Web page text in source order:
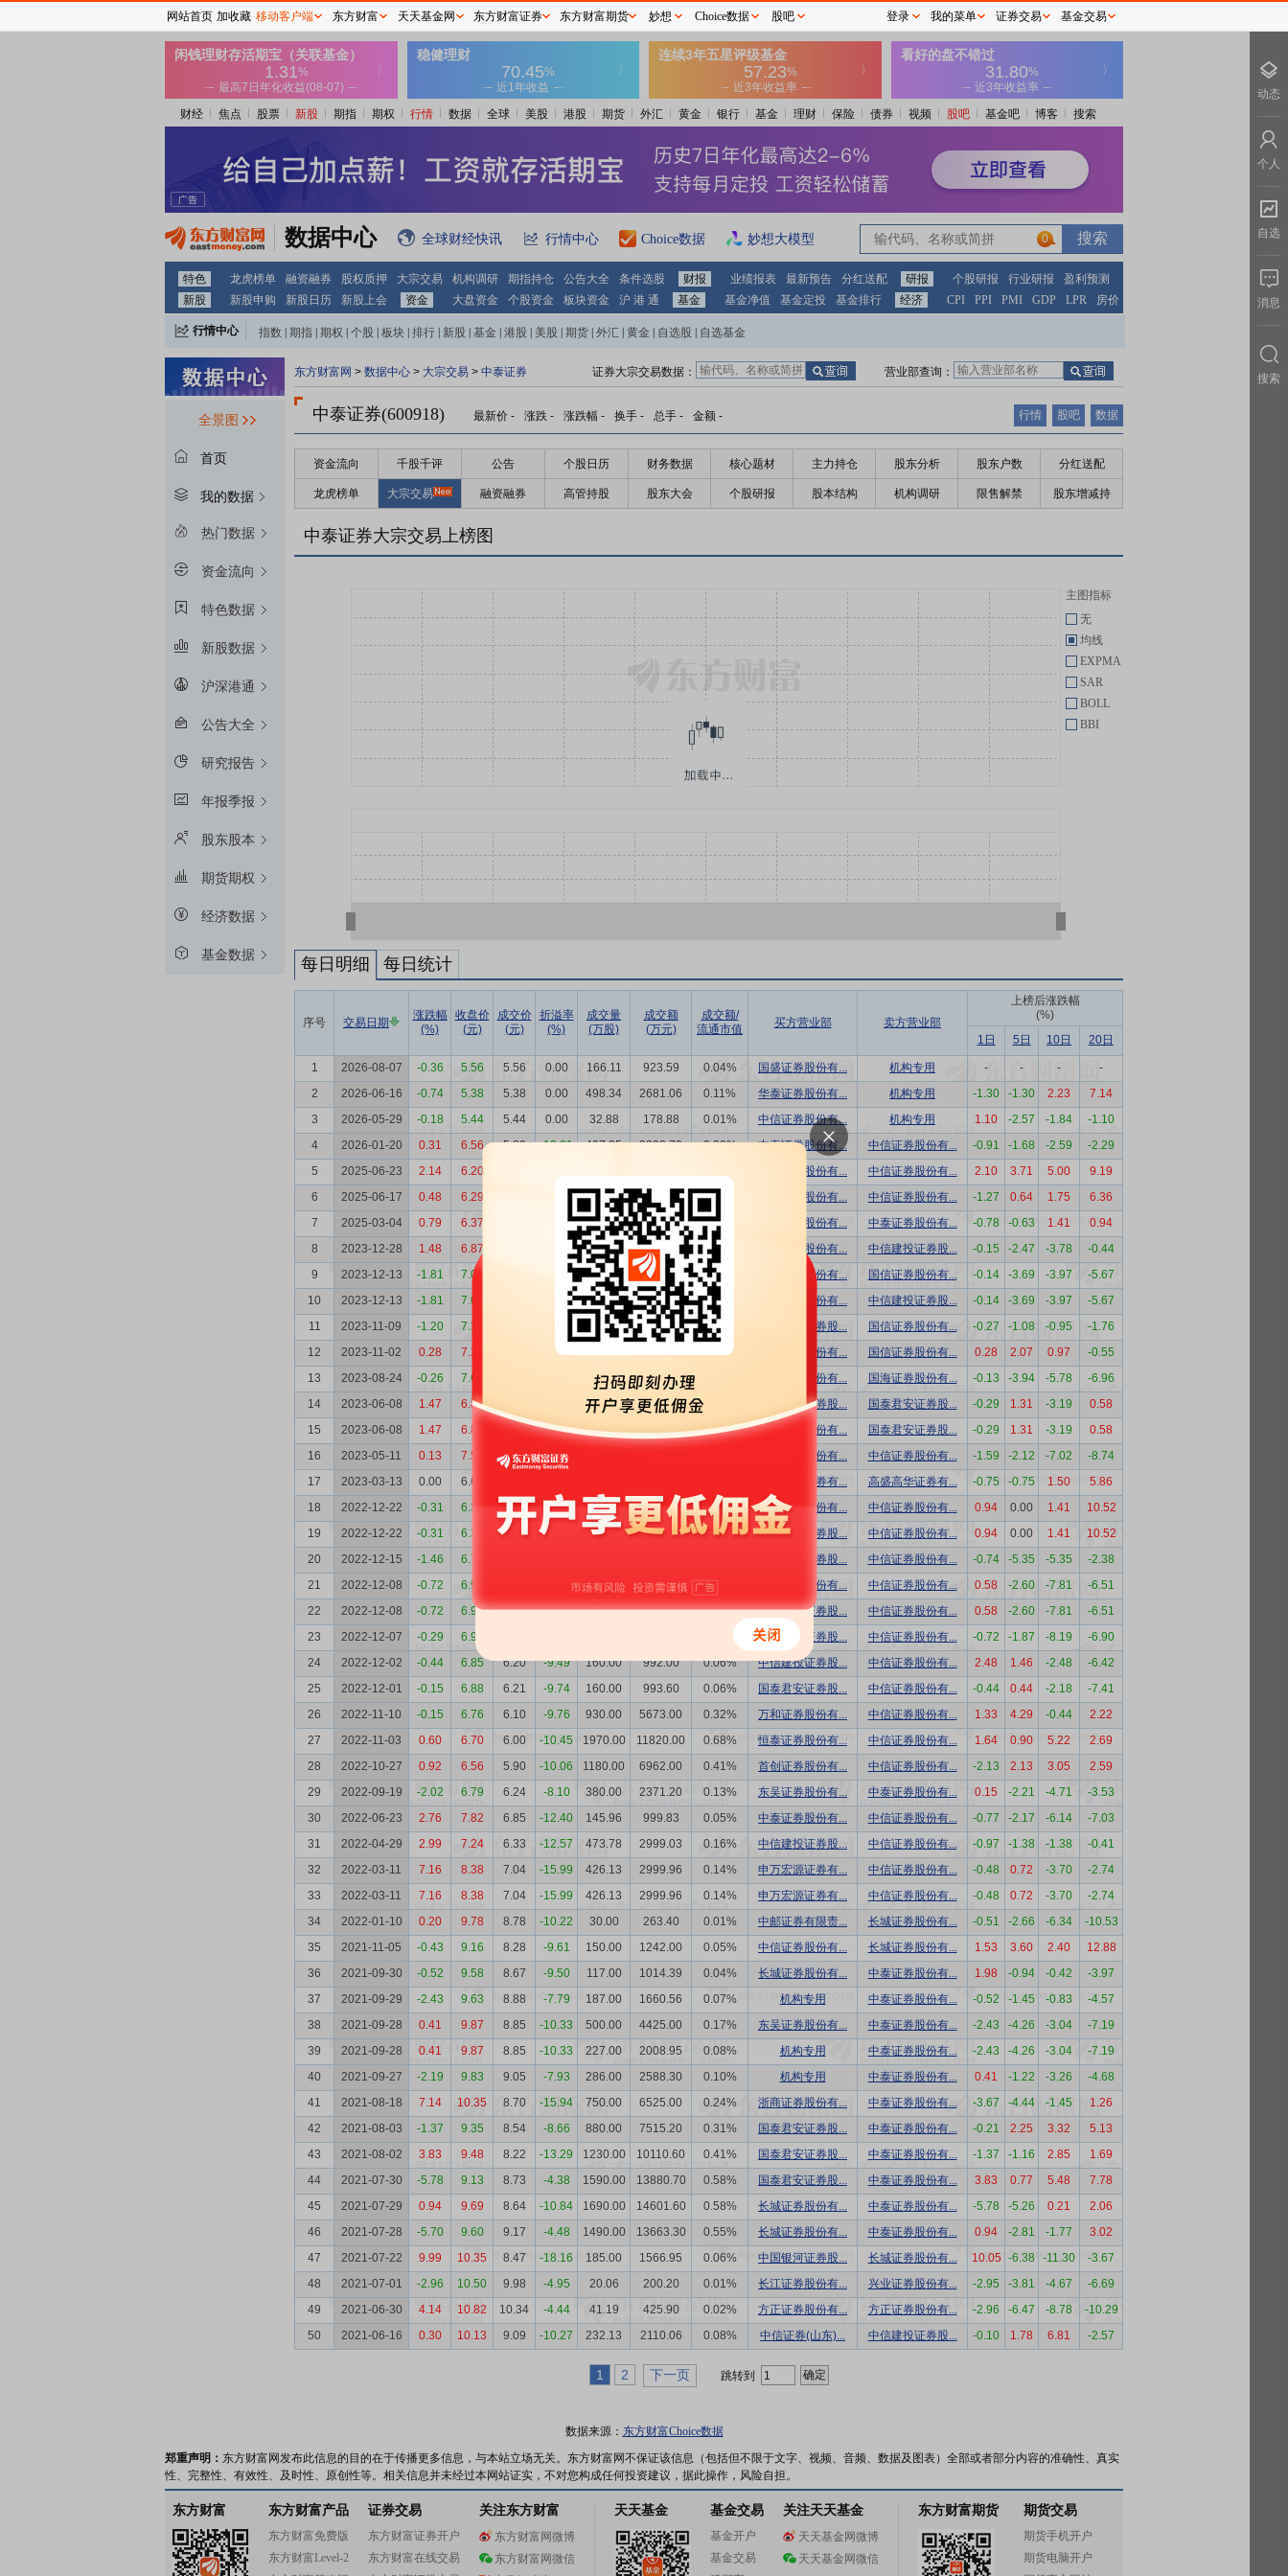
财经 焦点 股票 新股 期指 期权 行情 数据 全球 美股 港股 期货 外汇 黄金 银行 基金 理财 保险 债券 视频 股吧 基金吧 博客 搜索
数据中心 全球财经快讯 行情中心 Choice数据 妙想大模型 0
特色 龙虎榜单 融资融券 股权质押 大宗交易 机构调研 期指持仓 公告大全 条件选股 财报 业绩报表 最新预告 分红送配 研报 个股研报 行业研报
盈利预测
新股
新股申购 新股日历 新股上会 资金 大盘资金 个股资金 板块资金 沪 港 通 基金 基金净值 基金定投 基金排行 经济 CPI PPI PMI GDP LPR 房价
行情中心 指数 期指 期权 个股 板块 排行 新股 基金 港股 美股 期货 外汇 黄金 自选股 自选基金
全景图
首页
我的数据
热门数据
资金流向
特色数据
新股数据
沪深港通
公告大全
研究报告
年报季报
股东股本
期货期权
经济数据
基金数据
东方财富网 > 数据中心 > 大宗交易 > 中泰证券 营业部查询：
证券大宗交易数据：
中泰证券(600918) 最新价 - 涨跌 - 涨跌幅 - 换手 - 总手 - 金额 - 行情 股吧 数据
资金流向 千股千评 公告 个股日历 财务数据 核心题材 主力持仓 股东分析 股东户数 分红送配
龙虎榜单 大宗交易 融资融券 高管持股 股东大会 个股研报 股本结构 机构调研 限售解禁 股东增减持
中泰证券大宗交易上榜图
主图指标
无
均线
EXPMA
SAR
BOLL
BBI
每日明细 每日统计
序号 交易日期
涨跌幅
(%)
收盘价
(元)
成交价
(元)
折溢率
(%)
成交量
(万股)
成交额
(万元)
成交额/
流通市值
买方营业部 卖方营业部
上榜后涨跌幅
(%)
1日
5日 10日 20日
1 2026-08-07 -0.36 5.56 5.56 0.00 166.11 923.59 0.04% 国盛证券股份有... 机构专用 - - -
-
2
2026-06-16 -0.74 5.38 5.38 0.00 498.34 2681.06 0.11% 华泰证券股份有... 机构专用 -1.30 -1.30 2.23
7.14
3
2026-05-29 -0.18 5.44 5.44 0.00 32.88 178.88 0.01% 中信证券股份有... 机构专用 1.10 -2.57 -1.84
-1.10
4
2026-01-20 0.31 6.56 5.89 -10.21 407.25 2398.70 0.09% 中泰证券股份有... 中信证券股份有... -0.91 -1.68 -2.59
-2.29
5
2025-06-23 2.14 6.20 平安证券股份有... 中信证券股份有... 2.10 3.71 5.00
9.19
6
2025-06-17 0.48 6.29 -10.49 30.00 168.90 0.01% 平安证券股份有... 中信证券股份有... -1.27 0.64 1.75
6.36
7
2025-03-04 0.79 6.37 -10.52 316.00 1801.20 0.07% 中泰证券股份有... 中泰证券股份有... -0.78 -0.63 1.41
0.94
8
2023-12-28 1.48 6.87 -11.21 1180.00 7198.00 0.26% 浙商证券股份有... 中信建投证券股... -0.15 -2.47 -3.78
-0.44
9
2023-12-13 -1.81 7.05 -8.23 1145.00 7408.15 0.26% 万和证券股份有... 国信证券股份有... -0.14 -3.69 -3.97
-5.67
10
2023-12-13 -1.81 7.05 -8.23 635.00 4108.45 0.15% 恒泰证券股份有... 中信建投证券股... -0.14 -3.69 -3.97
-5.67
11
2023-11-09 -1.20 7.38 1230.00 8277.90 0.28% 国泰君安证券股... 国信证券股份有... -0.27 -1.08 -0.95
-1.76
12
2023-11-02 0.28 7.23 -10.24 767.00 4977.83 0.17% 首创证券股份有... 国信证券股份有... 0.28 2.07 0.97
-0.55
13
2023-08-24 -0.26 7.61 1500.00 11415.00 国海证券股份有... 国海证券股份有... -0.13 -3.94 -5.78
-6.96
14
2023-06-08 1.47 6.89 700.00 4284.00 0.16% 中信建投证券股... 国泰君安证券股... -0.29 1.31 -3.19
0.58
15
2023-06-08 1.47 6.89 6.12 -11.18 325.00 1989.00 0.07% 浙商证券股份有... 国泰君安证券股... -0.29 1.31 -3.19
0.58
16
2023-05-11 0.13 7.55 6.79 -10.07 浙商证券股份有... 中信证券股份有... -1.59 -2.12 -7.02
-8.74
17
2023-03-13 0.00 6.65 高盛高华证券有... 高盛高华证券有... -0.75 -0.75 1.50
5.86
18
2022-12-22 -0.31 6.37 5.76 -9.58 1127.00 6491.52 0.39% 万和证券股份有... 中信证券股份有... 0.94 0.00 1.41
10.52
19
2022-12-22 -0.31 6.37 5.76 -9.58 1127.00 6491.52 0.39% 国泰君安证券股... 中信证券股份有... 0.94 0.00 1.41
10.52
20
2022-12-15 -1.46 6.73 中信建投证券股... 中信证券股份有... -0.74 -5.35 -5.35
-2.38
21
2022-12-08 -0.72 6.91 2070.00 12978.90 0.72% 首创证券股份有... 中信证券股份有... 0.58 -2.60 -7.81
-6.51
22
2022-12-08 -0.72 6.91 6.27 -9.26 956.00 5994.12 0.33% 国泰君安证券股... 中信证券股份有... 0.58 -2.60 -7.81
-6.51
23
2022-12-07 -0.29 6.96 0.05% 国泰君安证券股... 中信证券股份有... -0.72 -1.87 -8.19
-6.90
24
2022-12-02 -0.44 6.85 6.20 -9.49 160.00 992.00 0.06% 中信建投证券股... 中信证券股份有... 2.48 1.46 -2.48
-6.42
25
2022-12-01 -0.15 6.88 6.21 -9.74 160.00 993.60 0.06% 国泰君安证券股... 中信证券股份有... -0.44 0.44 -2.18
-7.41
26
2022-11-10 -0.15 6.76 6.10 -9.76 930.00 5673.00 0.32% 万和证券股份有... 中信证券股份有... 1.33 4.29 -0.44
2.22
27
2022-11-03 0.60 6.70 6.00 -10.45 1970.00 11820.00 0.68% 恒泰证券股份有... 中信证券股份有... 1.64 0.90 5.22
2.69
28
2022-10-27 0.92 6.56 5.90 -10.06 1180.00 6962.00 0.41% 首创证券股份有... 中信证券股份有... -2.13 2.13 3.05
2.59
29
2022-09-19 -2.02 6.79 6.24 -8.10 380.00 2371.20 0.13% 东吴证券股份有... 中泰证券股份有... 0.15 -2.21 -4.71
-3.53
30
2022-06-23 2.76 7.82 6.85 -12.40 145.96 999.83 0.05% 中泰证券股份有... 中信证券股份有... -0.77 -2.17 -6.14
-7.03
31
2022-04-29 2.99 7.24 6.33 -12.57 473.78 2999.03 0.16% 中信建投证券股... 中信证券股份有... -0.97 -1.38 -1.38
-0.41
32
2022-03-11 7.16 8.38 7.04 -15.99 426.13 2999.96 0.14% 申万宏源证券有... 中信证券股份有... -0.48 0.72 -3.70
-2.74
33
2022-03-11 7.16 8.38 7.04 -15.99 426.13 2999.96 0.14% 申万宏源证券有... 中信证券股份有... -0.48 0.72 -3.70
-2.74
34
2022-01-10 0.20 9.78 8.78 -10.22 30.00 263.40 0.01% 中邮证券有限责... 长城证券股份有... -0.51 -2.66 -6.34
-10.53
35
2021-11-05 -0.43 9.16 8.28 -9.61 150.00 1242.00 0.05% 中信证券股份有... 长城证券股份有... 1.53 3.60 2.40
12.88
36
2021-09-30 -0.52 9.58 8.67 -9.50 117.00 1014.39 0.04% 长城证券股份有... 中泰证券股份有... 1.98 -0.94 -0.42
-3.97
37
2021-09-29 -2.43 9.63 8.88 -7.79 187.00 1660.56 0.07% 机构专用 中泰证券股份有... -0.52 -1.45 -0.83
-4.57
38
2021-09-28 0.41 9.87 8.85 -10.33 500.00 4425.00 0.17% 东吴证券股份有... 中泰证券股份有... -2.43 -4.26 -3.04
-7.19
39
2021-09-28 0.41 9.87 8.85 -10.33 227.00 2008.95 0.08% 机构专用 中泰证券股份有... -2.43 -4.26 -3.04
-7.19
40
2021-09-27 -2.19 9.83 9.05 -7.93 286.00 2588.30 0.10% 机构专用 中泰证券股份有... 0.41 -1.22 -3.26
-4.68
41
2021-08-18 7.14 10.35 8.70 -15.94 750.00 6525.00 0.24% 浙商证券股份有... 中泰证券股份有... -3.67 -4.44 -1.45
1.26
42
2021-08-03 -1.37 9.35 8.54 -8.66 880.00 7515.20 0.31% 国泰君安证券股... 中泰证券股份有... -0.21 2.25 3.32
5.13
43
2021-08-02 3.83 9.48 8.22 -13.29 1230.00 10110.60 0.41% 国泰君安证券股... 中泰证券股份有... -1.37 -1.16 2.85
1.69
44
2021-07-30 -5.78 9.13 8.73 -4.38 1590.00 13880.70 0.58% 国泰君安证券股... 中泰证券股份有... 3.83 0.77 5.48
7.78
45
2021-07-29 0.94 9.69 8.64 -10.84 1690.00 14601.60 0.58% 长城证券股份有... 中泰证券股份有... -5.78 -5.26 0.21
2.06
46
2021-07-28 -5.70 9.60 9.17 -4.48 1490.00 13663.30 0.55% 长城证券股份有... 中泰证券股份有... 0.94 -2.81 -1.77
3.02
47
2021-07-22 9.99 10.35 8.47 -18.16 185.00 1566.95 0.06% 中国银河证券股... 长城证券股份有... 10.05 -6.38 -11.30
-3.67
48
2021-07-01 -2.96 10.50 9.98 -4.95 20.06 200.20 0.01% 长江证券股份有... 兴业证券股份有... -2.95 -3.81 -4.67
-6.69
49
2021-06-30 4.14 10.82 10.34 -4.44 41.19 425.90 0.02% 方正证券股份有... 方正证券股份有... -2.96 -6.47 -8.78
-10.29
50
2021-06-16 0.30 10.13 9.09 -10.27 232.13 2110.06 0.08% 中信证券(山东)... 中信建投证券股... -0.10 1.78 6.81 -2.57
1 2 下一页 跳转到
数据来源： 东方财富Choice数据
郑重声明： 东方财富网发布此信息的目的在于传播更多信息，与本站立场无关。东方财富网不保证该信息（包括但不限于文字、视频、音频、数据及图表）全部或者部分内容的准确性、真实
性、完整性、有效性、及时性、原创性等。相关信息并未经过本网站证实，不对您构成任何投资建议，据此操作，风险自担。
东方财富 东方财富产品
东方财富免费版
东方财富Level-2
证券交易
东方财富证券开户
东方财富在线交易
关注东方财富
东方财富网微博
东方财富网微信
天天基金 基金交易
基金开户
基金交易
关注天天基金
天天基金网微博
天天基金网微信
东方财富期货 期货交易
期货手机开户
期货电脑开户
网站首页 加收藏 移动客户端 东方财富 天天基金网 东方财富证券 东方财富期货 妙想 Choice数据 股吧 登录 我的菜单 证券交易 基金交易
动态
个人
自选
消息
搜索